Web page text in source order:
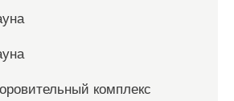
комплекс